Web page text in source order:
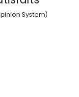
System)